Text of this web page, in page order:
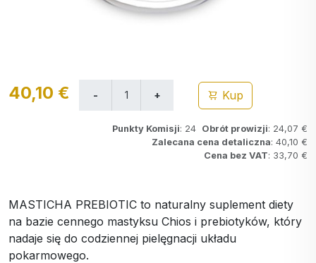
40,10 € Kup
Punkty Komisji: 24 Obrót prowizji: 24,07 €
Zalecana cena detaliczna: 40,10 €
Cena bez VAT: 33,70 €
MASTICHA PREBIOTIC to naturalny suplement diety
na bazie cennego mastyksu Chios i prebiotyków, który
nadaje się do codziennej pielęgnacji układu
pokarmowego.